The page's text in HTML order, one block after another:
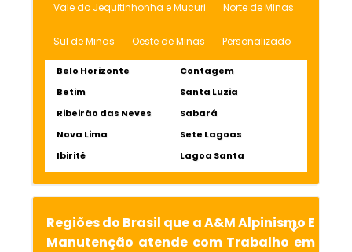
Vale do Jequitinhonha e Mucuri Norte de Minas
Sul de Minas Oeste de Minas Personalizado
Belo Horizonte
Contagem
Betim
Santa Luzia
Ribeirão das Neves
Sabará
Nova Lima
Sete Lagoas
Ibirité
Lagoa Santa
Regiões do Brasil que a A&M Alpinismo E
Manutenção atende com Trabalho em